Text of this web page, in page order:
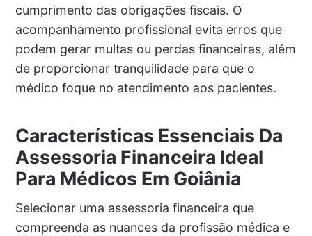
cumprimento das obrigações fiscais. O
acompanhamento profissional evita erros que
podem gerar multas ou perdas financeiras, além
de proporcionar tranquilidade para que o
médico foque no atendimento aos pacientes.
Características Essenciais Da
Assessoria Financeira Ideal
Para Médicos Em Goiânia
Selecionar uma assessoria financeira que
compreenda as nuances da profissão médica e